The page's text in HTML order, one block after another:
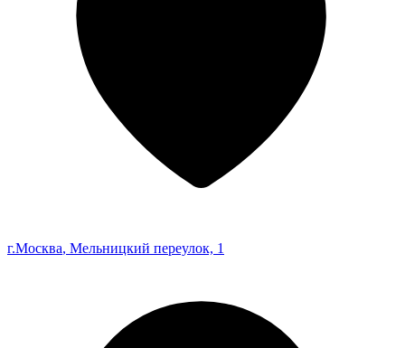
г.Москва, Мельницкий переулок, 1